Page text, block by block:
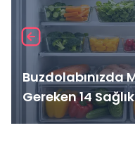
Buzdolabınızda
Gereken 14